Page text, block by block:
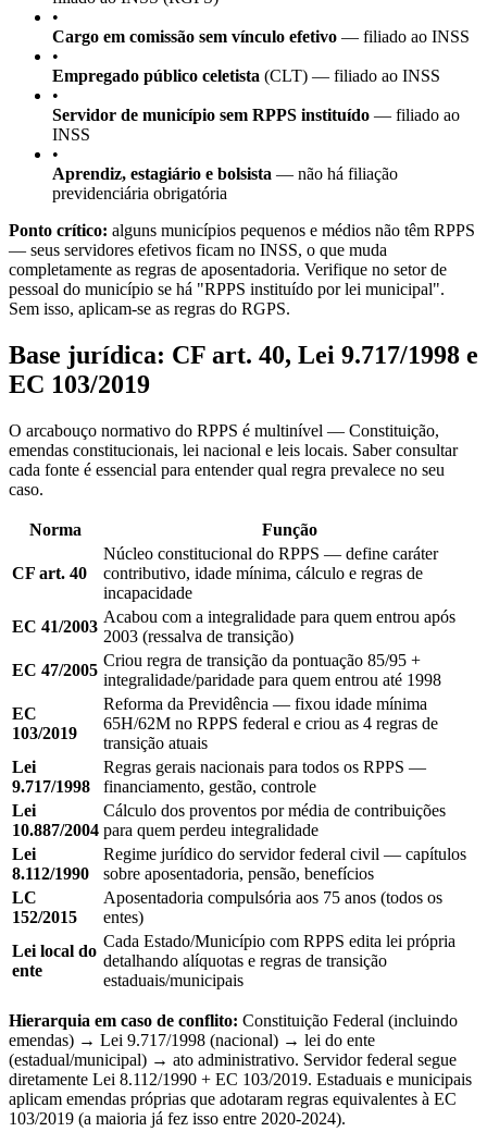
•
Cargo em comissão sem vínculo efetivo — filiado ao INSS
•
Empregado público celetista (CLT) — filiado ao INSS
•
Servidor de município sem RPPS instituído — filiado ao
INSS
•
Aprendiz, estagiário e bolsista — não há filiação
previdenciária obrigatória
Ponto crítico: alguns municípios pequenos e médios não têm RPPS
— seus servidores efetivos ficam no INSS, o que muda
completamente as regras de aposentadoria. Verifique no setor de
pessoal do município se há "RPPS instituído por lei municipal".
Sem isso, aplicam-se as regras do RGPS.
Base jurídica: CF art. 40, Lei 9.717/1998 e
EC 103/2019
O arcabouço normativo do RPPS é multinível — Constituição,
emendas constitucionais, lei nacional e leis locais. Saber consultar
cada fonte é essencial para entender qual regra prevalece no seu
caso.
Norma Função
CF art. 40
Núcleo constitucional do RPPS — define caráter
contributivo, idade mínima, cálculo e regras de
incapacidade
EC 41/2003
Acabou com a integralidade para quem entrou após
2003 (ressalva de transição)
EC 47/2005
Criou regra de transição da pontuação 85/95 +
integralidade/paridade para quem entrou até 1998
EC
103/2019
Reforma da Previdência — fixou idade mínima
65H/62M no RPPS federal e criou as 4 regras de
transição atuais
Lei
9.717/1998
Regras gerais nacionais para todos os RPPS —
financiamento, gestão, controle
Lei
10.887/2004
Cálculo dos proventos por média de contribuições
para quem perdeu integralidade
Lei
8.112/1990
Regime jurídico do servidor federal civil — capítulos
sobre aposentadoria, pensão, benefícios
LC
152/2015
Aposentadoria compulsória aos 75 anos (todos os
entes)
Lei local do
ente
Cada Estado/Município com RPPS edita lei própria
detalhando alíquotas e regras de transição
estaduais/municipais
Hierarquia em caso de conflito: Constituição Federal (incluindo
emendas) → Lei 9.717/1998 (nacional) → lei do ente
(estadual/municipal) → ato administrativo. Servidor federal segue
diretamente Lei 8.112/1990 + EC 103/2019. Estaduais e municipais
aplicam emendas próprias que adotaram regras equivalentes à EC
103/2019 (a maioria já fez isso entre 2020-2024).